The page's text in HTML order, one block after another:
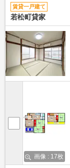
賃貸一戸建て
若松町貸家
画像 : 17枚